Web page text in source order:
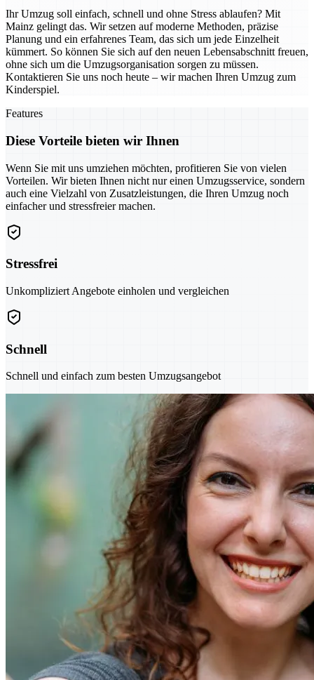
Ihr Umzug soll einfach, schnell und ohne Stress ablaufen? Mit
Mainz gelingt das. Wir setzen auf moderne Methoden, präzise
Planung und ein erfahrenes Team, das sich um jede Einzelheit
kümmert. So können Sie sich auf den neuen Lebensabschnitt freuen,
ohne sich um die Umzugsorganisation sorgen zu müssen.
Kontaktieren Sie uns noch heute – wir machen Ihren Umzug zum
Kinderspiel.
Features
Diese Vorteile bieten wir Ihnen
Wenn Sie mit uns umziehen möchten, profitieren Sie von vielen
Vorteilen. Wir bieten Ihnen nicht nur einen Umzugsservice, sondern
auch eine Vielzahl von Zusatzleistungen, die Ihren Umzug noch
einfacher und stressfreier machen.
Stressfrei
Unkompliziert Angebote einholen und vergleichen
Schnell
Schnell und einfach zum besten Umzugsangebot